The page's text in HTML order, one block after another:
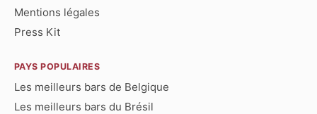
Mentions légales
Press Kit
PAYS POPULAIRES
Les meilleurs bars de Belgique
Les meilleurs bars du Brésil